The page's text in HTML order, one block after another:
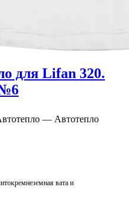
для Lifan 320.
— Автотепло
вата и